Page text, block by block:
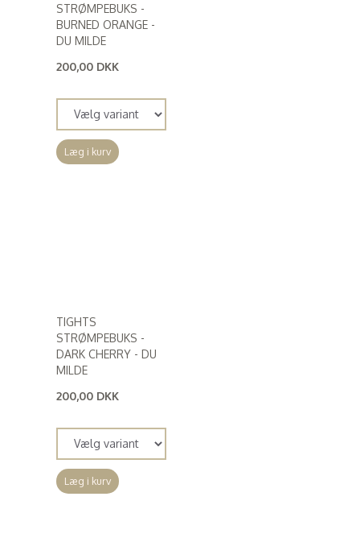
STRØMPEBUKS -
BURNED ORANGE -
DU MILDE
200,00 DKK
Læg i kurv
TIGHTS
STRØMPEBUKS -
DARK CHERRY - DU
MILDE
200,00 DKK
Læg i kurv